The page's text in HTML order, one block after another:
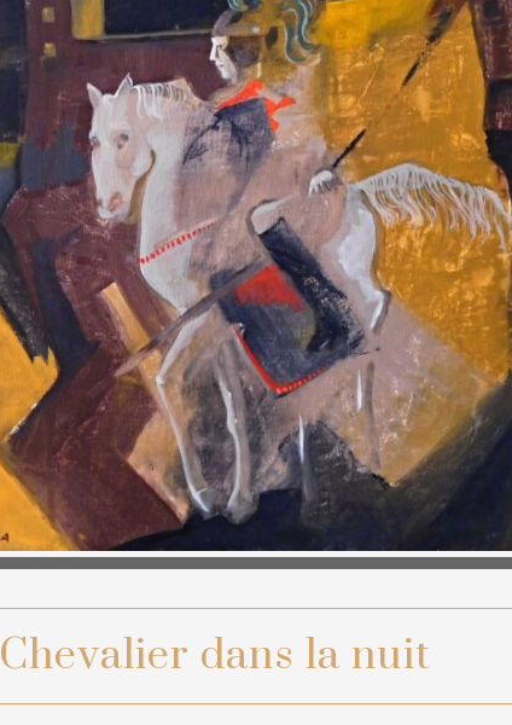
Chevalier dans la nuit